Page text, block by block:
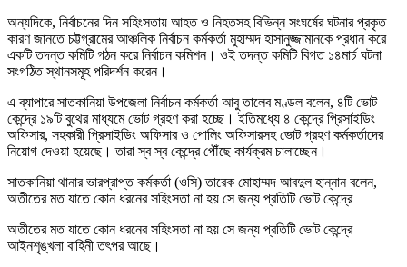
অন্যদিকে, নির্বাচনের দিন সহিংসতায় আহত ও নিহতসহ বিভিন্ন সংঘর্ষের ঘটনার প্রকৃত
কারণ জানতে চট্টগ্রামের আঞ্চলিক নির্বাচন কর্মকর্তা মুহাম্মদ হাসানুজ্জামানকে প্রধান করে
একটি তদন্ত কমিটি গঠন করে নির্বাচন কমিশন। ওই তদন্ত কমিটি বিগত ১৪মার্চ ঘটনা
সংগঠিত স্থানসমূহ পরিদর্শন করেন।
এ ব্যাপারে সাতকানিয়া উপজেলা নির্বাচন কর্মকর্তা আবু তালেব মণ্ডল বলেন, ৪টি ভোট
কেন্দ্রে ১৯টি বুথের মাধ্যমে ভোট গ্রহণ করা হচ্ছে। ইতিমধ্যে ৪ কেন্দ্রে প্রিসাইডিং
অফিসার, সহকারী প্রিসাইডিং অফিসার ও পোলিং অফিসারসহ ভোট গ্রহণ কর্মকর্তাদের
নিয়োগ দেওয়া হয়েছে। তারা স্ব স্ব কেন্দ্রে পৌঁছে কার্যক্রম চালাচ্ছেন।
সাতকানিয়া থানার ভারপ্রাপ্ত কর্মকর্তা (ওসি) তারেক মোহাম্মদ আবদুল হান্নান বলেন,
অতীতের মত যাতে কোন ধরনের সহিংসতা না হয় সে জন্য প্রতিটি ভোট কেন্দ্রে
অতীতের মত যাতে কোন ধরনের সহিংসতা না হয় সে জন্য প্রতিটি ভোট কেন্দ্রে
আইনশৃঙ্খলা বাহিনী তৎপর আছে।